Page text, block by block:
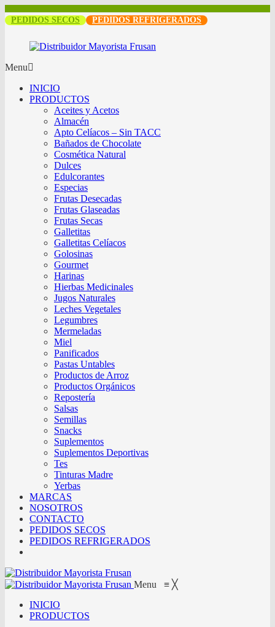
PEDIDOS SECOS PEDIDOS REFRIGERADOS
Menu
INICIO
PRODUCTOS
Aceites y Acetos
Almacén
Apto Celíacos – Sin TACC
Bañados de Chocolate
Cosmética Natural
Dulces
Edulcorantes
Especias
Frutas Desecadas
Frutas Glaseadas
Frutas Secas
Galletitas
Galletitas Celíacos
Golosinas
Gourmet
Harinas
Hierbas Medicinales
Jugos Naturales
Leches Vegetales
Legumbres
Mermeladas
Miel
Panificados
Pastas Untables
Productos de Arroz
Productos Orgánicos
Repostería
Salsas
Semillas
Snacks
Suplementos
Suplementos Deportivas
Tes
Tinturas Madre
Yerbas
MARCAS
NOSOTROS
CONTACTO
PEDIDOS SECOS
PEDIDOS REFRIGERADOS
Menu ≡ ╳
INICIO
PRODUCTOS